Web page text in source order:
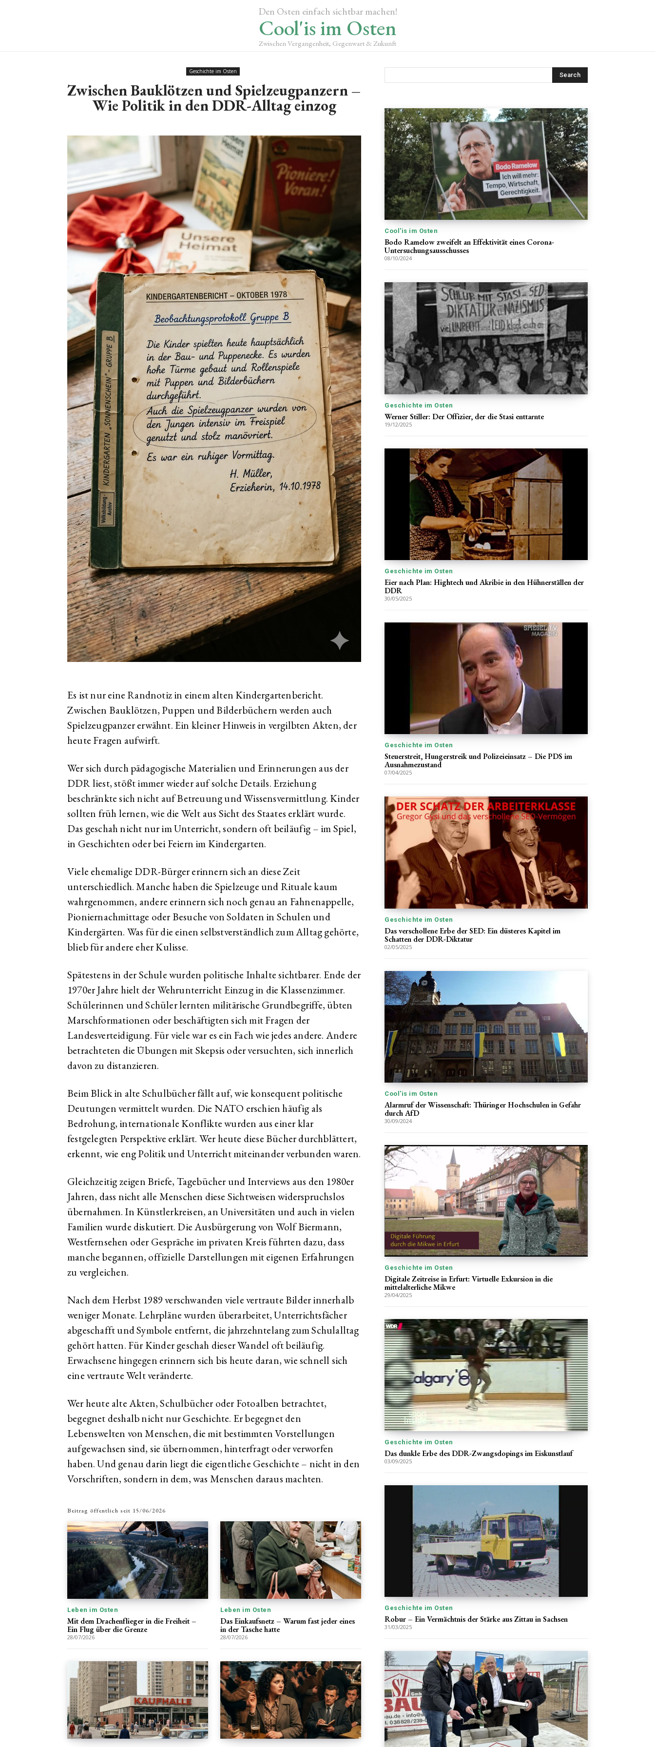
Den Osten einfach sichtbar machen!
Cool'is im Osten
Zwischen Vergangenheit, Gegenwart & Zukunft
Geschichte im Osten
Zwischen Bauklötzen und Spielzeugpanzern –
Wie Politik in den DDR-Alltag einzog
Es ist nur eine Randnotiz in einem alten Kindergartenbericht.
Zwischen Bauklötzen, Puppen und Bilderbüchern werden auch
Spielzeugpanzer erwähnt. Ein kleiner Hinweis in vergilbten Akten, der
heute Fragen aufwirft.
Wer sich durch pädagogische Materialien und Erinnerungen aus der
DDR liest, stößt immer wieder auf solche Details. Erziehung
beschränkte sich nicht auf Betreuung und Wissensvermittlung. Kinder
sollten früh lernen, wie die Welt aus Sicht des Staates erklärt wurde.
Das geschah nicht nur im Unterricht, sondern oft beiläufig – im Spiel,
in Geschichten oder bei Feiern im Kindergarten.
Viele ehemalige DDR-Bürger erinnern sich an diese Zeit
unterschiedlich. Manche haben die Spielzeuge und Rituale kaum
wahrgenommen, andere erinnern sich noch genau an Fahnenappelle,
Pioniernachmittage oder Besuche von Soldaten in Schulen und
Kindergärten. Was für die einen selbstverständlich zum Alltag gehörte,
blieb für andere eher Kulisse.
Spätestens in der Schule wurden politische Inhalte sichtbarer. Ende der
1970er Jahre hielt der Wehrunterricht Einzug in die Klassenzimmer.
Schülerinnen und Schüler lernten militärische Grundbegriffe, übten
Marschformationen oder beschäftigten sich mit Fragen der
Landesverteidigung. Für viele war es ein Fach wie jedes andere. Andere
betrachteten die Übungen mit Skepsis oder versuchten, sich innerlich
davon zu distanzieren.
Beim Blick in alte Schulbücher fällt auf, wie konsequent politische
Deutungen vermittelt wurden. Die NATO erschien häufig als
Bedrohung, internationale Konflikte wurden aus einer klar
festgelegten Perspektive erklärt. Wer heute diese Bücher durchblättert,
erkennt, wie eng Politik und Unterricht miteinander verbunden waren.
Gleichzeitig zeigen Briefe, Tagebücher und Interviews aus den 1980er
Jahren, dass nicht alle Menschen diese Sichtweisen widerspruchslos
übernahmen. In Künstlerkreisen, an Universitäten und auch in vielen
Familien wurde diskutiert. Die Ausbürgerung von Wolf Biermann,
Westfernsehen oder Gespräche im privaten Kreis führten dazu, dass
manche begannen, offizielle Darstellungen mit eigenen Erfahrungen
zu vergleichen.
Nach dem Herbst 1989 verschwanden viele vertraute Bilder innerhalb
weniger Monate. Lehrpläne wurden überarbeitet, Unterrichtsfächer
abgeschafft und Symbole entfernt, die jahrzehntelang zum Schulalltag
gehört hatten. Für Kinder geschah dieser Wandel oft beiläufig.
Erwachsene hingegen erinnern sich bis heute daran, wie schnell sich
eine vertraute Welt veränderte.
Wer heute alte Akten, Schulbücher oder Fotoalben betrachtet,
begegnet deshalb nicht nur Geschichte. Er begegnet den
Lebenswelten von Menschen, die mit bestimmten Vorstellungen
aufgewachsen sind, sie übernommen, hinterfragt oder verworfen
haben. Und genau darin liegt die eigentliche Geschichte – nicht in den
Vorschriften, sondern in dem, was Menschen daraus machten.
Beitrag öffentlich seit 15/06/2026
Leben im Osten
Mit dem Drachenflieger in die Freiheit –
Ein Flug über die Grenze
28/07/2026
Leben im Osten
Das Einkaufsnetz – Warum fast jeder eines
in der Tasche hatte
28/07/2026
Search
Cool'is im Osten
Bodo Ramelow zweifelt an Effektivität eines Corona-
Untersuchungsausschusses
08/10/2024
Geschichte im Osten
Werner Stiller: Der Offizier, der die Stasi enttarnte
19/12/2025
Geschichte im Osten
Eier nach Plan: Hightech und Akribie in den Hühnerställen der
DDR
30/05/2025
Geschichte im Osten
Steuerstreit, Hungerstreik und Polizeieinsatz – Die PDS im
Ausnahmezustand
07/04/2025
Geschichte im Osten
Das verschollene Erbe der SED: Ein düsteres Kapitel im
Schatten der DDR-Diktatur
02/05/2025
Cool'is im Osten
Alarmruf der Wissenschaft: Thüringer Hochschulen in Gefahr
durch AfD
30/09/2024
Geschichte im Osten
Digitale Zeitreise in Erfurt: Virtuelle Exkursion in die
mittelalterliche Mikwe
29/04/2025
Geschichte im Osten
Das dunkle Erbe des DDR-Zwangsdopings im Eiskunstlauf
03/09/2025
Geschichte im Osten
Robur – Ein Vermächtnis der Stärke aus Zittau in Sachsen
31/03/2025